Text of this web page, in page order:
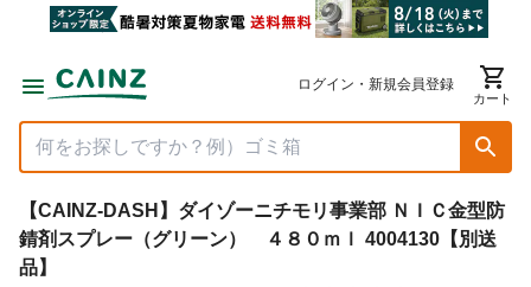
ログイン・新規会員登録
カート
【CAINZ-DASH】ダイゾーニチモリ事業部 ＮＩＣ金型防
錆剤スプレー（グリーン） ４８０ｍｌ 4004130【別送
品】